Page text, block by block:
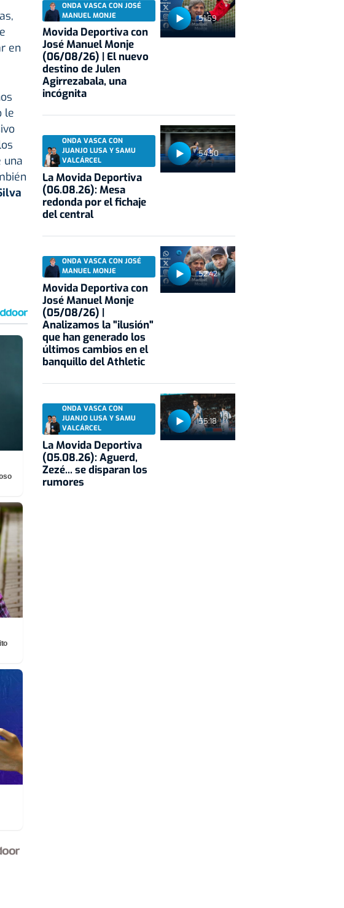
en
le
una
51:59
ONDA VASCA CON JOSÉ
MANUEL MONJE
Movida Deportiva con
José Manuel Monje
(06/08/26) | El nuevo
destino de Julen
Agirrezabala, una
incógnita
54:50
ONDA VASCA CON
JUANJO LUSA Y SAMU
VALCÁRCEL
La Movida Deportiva
(06.08.26): Mesa
redonda por el fichaje
del central
52:42
ONDA VASCA CON JOSÉ
MANUEL MONJE
Movida Deportiva con
José Manuel Monje
(05/08/26) |
Analizamos la "ilusión"
que han generado los
últimos cambios en el
banquillo del Athletic
55:18
ONDA VASCA CON
JUANJO LUSA Y SAMU
VALCÁRCEL
La Movida Deportiva
(05.08.26): Aguerd,
Zezé... se disparan los
rumores